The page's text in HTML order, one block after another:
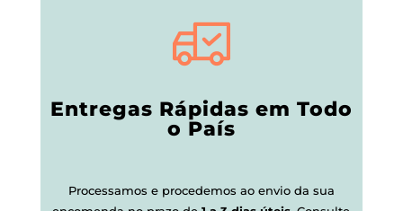
Entregas Rápidas em Todo
o País
Processamos e procedemos ao envio da sua